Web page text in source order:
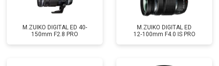
M.ZUIKO DIGITAL ED 40-
150mm F2.8 PRO
M.ZUIKO DIGITAL ED
12‑100mm F4.0 IS PRO